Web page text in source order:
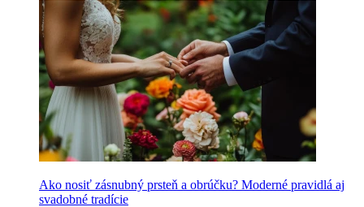
Ako nosiť zásnubný prsteň a obrúčku? Moderné pravidlá aj
svadobné tradície